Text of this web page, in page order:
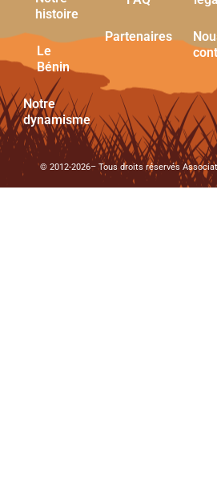
histoire
Le
Bénin
Notre
dynamisme
Partenaires
© 2012-2026– Tous droits réservés